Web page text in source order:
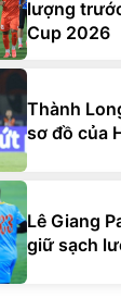
lượng
Cup 2026
Thành
sơ đồ của
Lê Giang
giữ sạch